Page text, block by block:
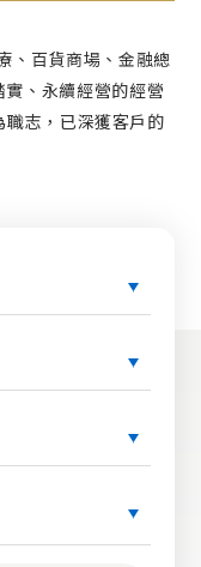
、百貨商場、金融總
、永續經營的經營
志，已深獲客戶的